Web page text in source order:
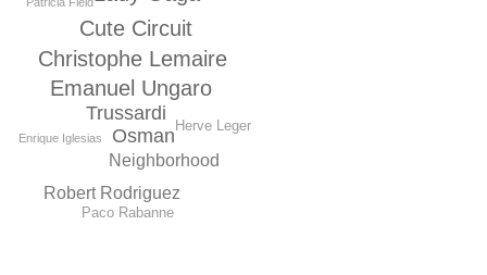
Cute Circuit
Christophe Lemaire
Emanuel Ungaro
Trussardi
Osman
Neighborhood
Robert Rodriguez
Paco Rabanne
Herve Leger
Enrique Iglesias